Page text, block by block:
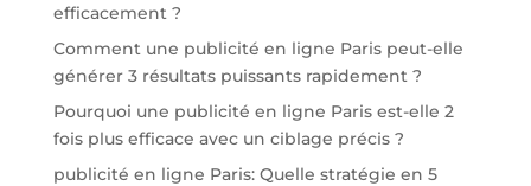
efficacement ?
Comment une publicité en ligne Paris peut-elle
générer 3 résultats puissants rapidement ?
Pourquoi une publicité en ligne Paris est-elle 2
fois plus efficace avec un ciblage précis ?
publicité en ligne Paris: Quelle stratégie en 5